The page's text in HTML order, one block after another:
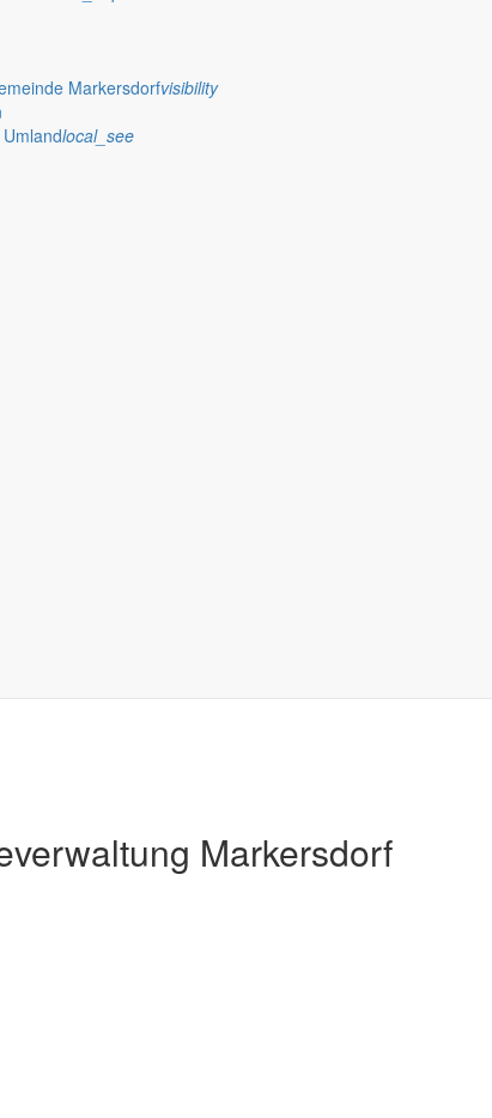
Markersdorfvisibility
local_see
stellt das Rathaus Markersdorf viele Informationen online
Markersdorf